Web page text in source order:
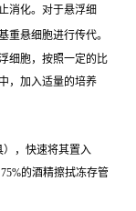
消化。对于悬浮细
重悬细胞进行传代。
细胞，按照一定的比
，加入适量的培养
，快速将其置入
的酒精擦拭冻存管